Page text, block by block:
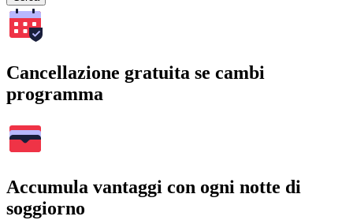
Cancellazione gratuita se cambi
programma
Accumula vantaggi con ogni notte di
soggiorno